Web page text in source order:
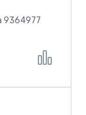
9364977